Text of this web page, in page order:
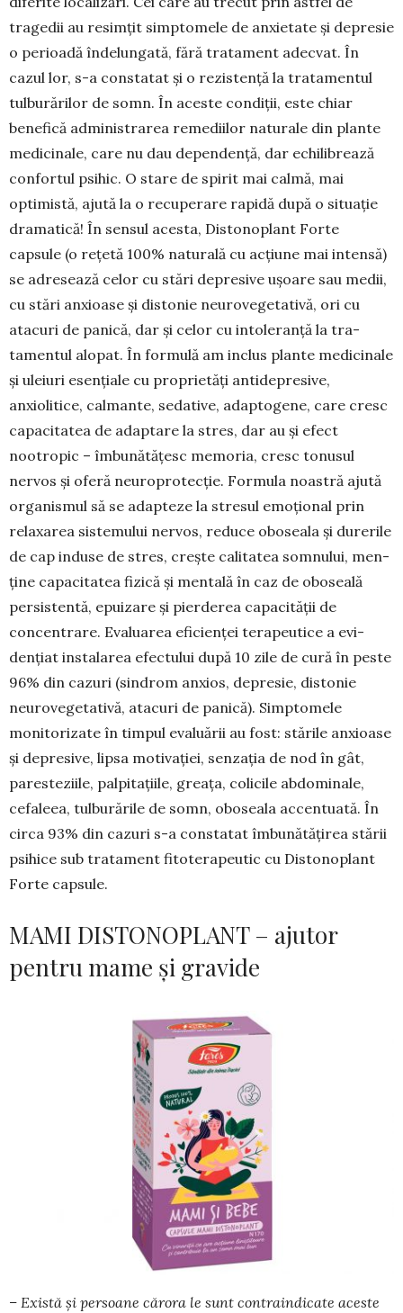
tragedii au resimțit simptomele de anxietate și depresie
o perioadă îndelungată, fără tratament adecvat. În
cazul lor, s-a constatat și o rezis­tență la tratamentul
tulburărilor de somn. În aceste condiții, este chiar
benefică administrarea remediilor naturale din plante
medicinale, care nu dau dependență, dar echilibrează
confortul psihic. O stare de spirit mai cal­mă, mai
optimistă, ajută la o recu­perare rapidă după o situație
dramatică! În sensul acesta, Distonoplant Forte
capsule (o rețetă 100% naturală cu ac­țiune mai intensă)
se adresează celor cu stări depresive ușoare sau medii,
cu stări anxioase și distonie neurovegetativă, ori cu
atacuri de panică, dar și celor cu into­leranță la tra­
tamentul alopat. În formulă am inclus plante medi­ci­nale
și uleiuri esențiale cu proprietăți antidepre­sive,
anxiolitice, calmante, sedative, adapto­gene, care cresc
capacitatea de adaptare la stres, dar au și efect
nootropic – îmbu­nătățesc memoria, cresc to­nusul
nervos și oferă neu­roprotecție. Formula noastră ajută
organismul să se adapteze la stresul emoțional prin
relaxarea sistemului ner­vos, reduce oboseala și dure­rile
de cap induse de stres, crește calitatea somnului, men­
ține capacitatea fizică și mentală în caz de oboseală
persistentă, epuizare și pierderea capacității de
concentrare. Evaluarea eficienței terapeutice a evi­
dențiat instalarea efectului după 10 zile de cură în peste
96% din cazuri (sindrom anxios, depresie, distonie
neurovegetativă, atacuri de panică). Simp­tomele
monitorizate în timpul evaluării au fost: stă­rile anxioase
și depresive, lipsa motivației, senzația de nod în gât,
pareste­ziile, palpitațiile, greața, colicile abdominale,
cefaleea, tulburările de somn, oboseala accen­tuată. În
circa 93% din cazuri s-a constatat îmbună­tățirea stării
psihice sub tratament fitoterapeutic cu Distonoplant
Forte capsule.
MAMI DISTONOPLANT – ajutor
pentru mame și gravide
– Există și persoane cărora le sunt contrain­dicate aceste